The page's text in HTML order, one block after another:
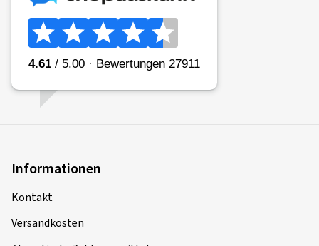
Informationen
Kontakt
Versandkosten